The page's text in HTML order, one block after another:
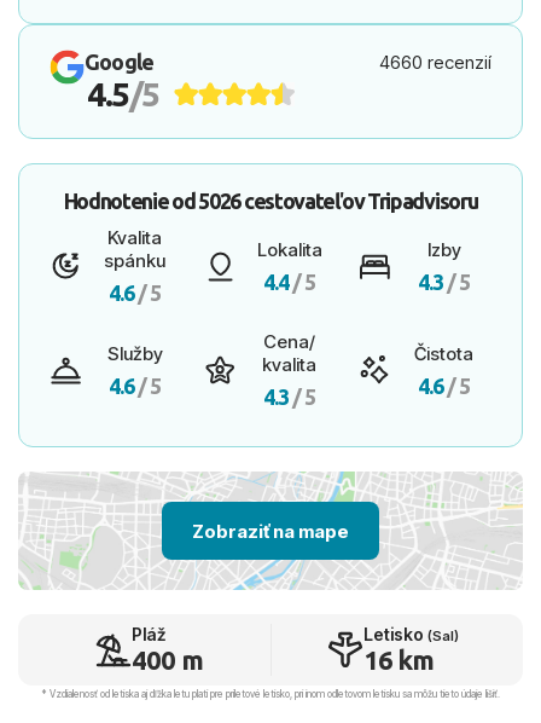
Google 4660 recenzií
4.5/5
Hodnotenie od 5026 cestovateľovTripadvisoru
Kvalita
spánku
4.6/ 5
Lokalita
4.4/ 5
Izby
4.3 / 5
Služby
4.6/ 5
Cena/
kvalita
4.3 / 5
Čistota
4.6/ 5
Zobraziť na mape
Pláž
400 m
Letisko (Sal)
16 km
* Vzdialenosť od letiska aj dľžka letu platí pre príletové letisko, pri inom odletovom letisku sa môžu tieto údaje líšiť.